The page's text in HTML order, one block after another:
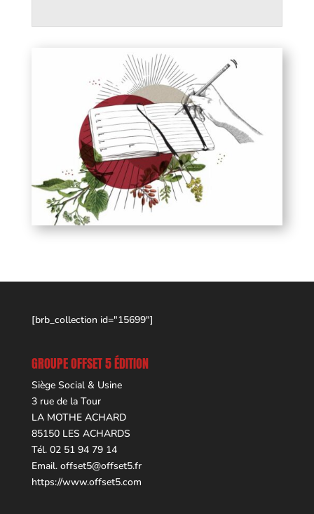
[brb_collection id="15699"]
GROUPE OFFSET 5 ÉDITION
Siège Social & Usine
3 rue de la Tour
LA MOTHE ACHARD
85150 LES ACHARDS
Tél. 02 51 94 79 14
Email. offset5@offset5.fr
https://www.offset5.com